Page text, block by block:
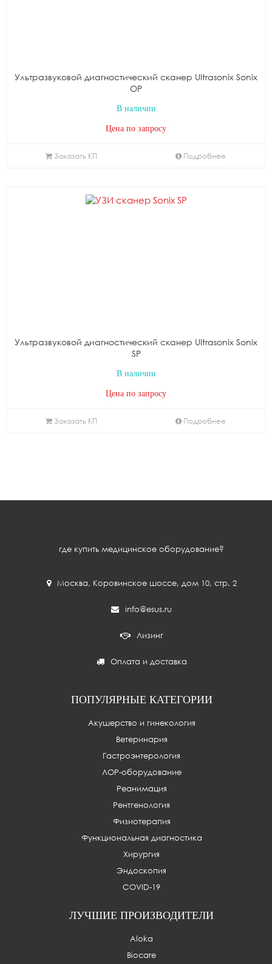
Ультразвуковой диагностический сканер Ultrasonix Sonix
OP
В наличии
Цена по запросу
Заказать КП Подробнее
Ультразвуковой диагностический сканер Ultrasonix Sonix
SP
В наличии
Цена по запросу
Заказать КП Подробнее
где купить медицинское оборудование?
Москва, Коровинское шоссе, дом 10, стр. 2
info@esus.ru
Лизинг
Оплата и доставка
ПОПУЛЯРНЫЕ КАТЕГОРИИ
Акушерство и гинекология
Ветеринария
Гастроэнтерология
ЛОР-оборудование
Реанимация
Рентгенология
Физиотерапия
Функциональная диагностика
Хирургия
Эндоскопия
COVID-19
ЛУЧШИЕ ПРОИЗВОДИТЕЛИ
Aloka
Biocare